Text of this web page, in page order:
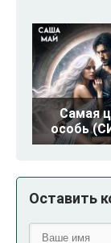
Самая
особь
Оставить